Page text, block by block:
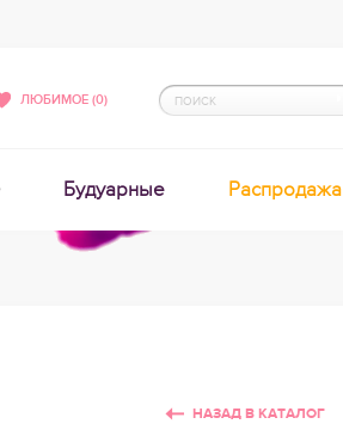
ЛЮБИМОЕ (0)
Будуарные Распродажа
НАЗАД В КАТАЛОГ